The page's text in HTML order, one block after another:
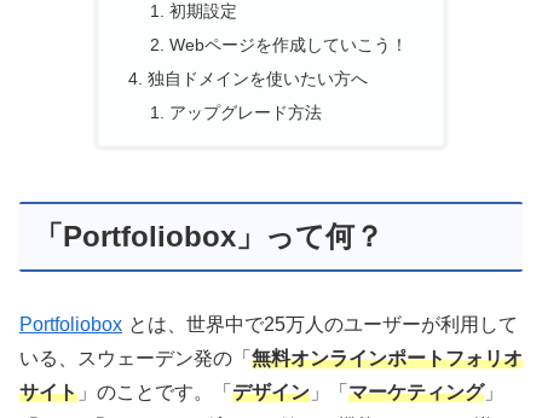
初期設定
Webページを作成していこう！
独自ドメインを使いたい方へ
アップグレード方法
「Portfoliobox」って何？
Portfoliobox とは、世界中で25万人のユーザーが利用して
いる、スウェーデン発の「 無料オンラインポートフォリオ
サイト 」のことです。「 デザイン 」「 マーケティング」